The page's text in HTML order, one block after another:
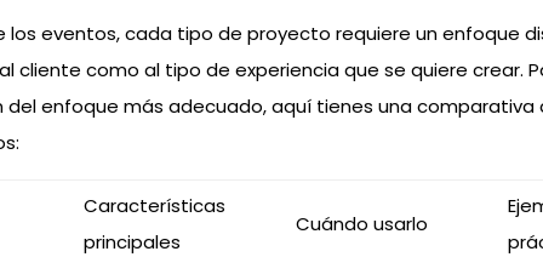
los eventos, cada tipo de proyecto requiere un enfoque
cliente como al tipo de experiencia que se quiere crear.
del enfoque más adecuado, aquí tienes una comparativa
Características
principales
Cuándo usarlo